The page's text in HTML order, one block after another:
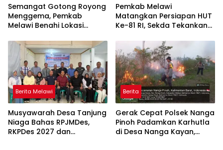
Semangat Gotong Royong
Menggema, Pemkab
Melawi Benahi Lokasi
Pemkab Melawi
Matangkan Persiapan HUT
Ke-81 RI, Sekda Tekankan
Jawab Panitia
Berita Melawi
Musyawarah Desa Tanjung
Niaga Bahas RPJMDes,
RKPDes 2027 dan
Berita
Gerak Cepat Polsek Nanga
Pinoh Padamkan Karhutla
di Desa Nanga Kayan,